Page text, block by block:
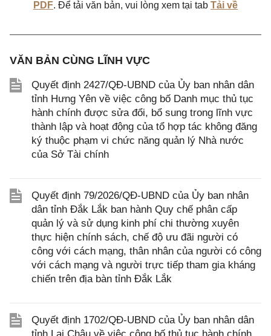
PDF. Để tải văn bản, vui lòng xem tại tab Tải về
VĂN BẢN CÙNG LĨNH VỰC
Quyết định 2427/QĐ-UBND của Ủy ban nhân dân
tỉnh Hưng Yên về việc công bố Danh mục thủ tục
hành chính được sửa đổi, bổ sung trong lĩnh vực
thành lập và hoạt động của tổ hợp tác không đăng
ký thuộc phạm vi chức năng quản lý Nhà nước
của Sở Tài chính
Quyết định 79/2026/QĐ-UBND của Ủy ban nhân
dân tỉnh Đắk Lắk ban hành Quy chế phân cấp
quản lý và sử dụng kinh phí chi thường xuyên
thực hiện chính sách, chế độ ưu đãi người có
công với cách mạng, thân nhân của người có công
với cách mạng và người trực tiếp tham gia kháng
chiến trên địa bàn tỉnh Đắk Lắk
Quyết định 1702/QĐ-UBND của Ủy ban nhân dân